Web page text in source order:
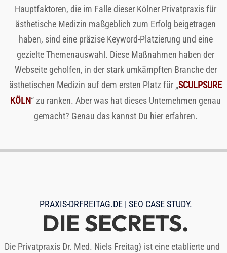
Hauptfaktoren, die im Falle dieser Kölner Privatpraxis für
ästhetische Medizin maßgeblich zum Erfolg beigetragen
haben, sind eine präzise Keyword-Platzierung und eine
gezielte Themenauswahl. Diese Maßnahmen haben der
Webseite geholfen, in der stark umkämpften Branche der
ästhetischen Medizin auf dem ersten Platz für „SCULPSURE
KÖLN“ zu ranken. Aber was hat dieses Unternehmen genau
gemacht? Genau das kannst Du hier erfahren.
PRAXIS-DRFREITAG.DE| SEO CASE STUDY.
DIE SECRETS.
Die Privatpraxis Dr. Med.
ist eine etablierte und